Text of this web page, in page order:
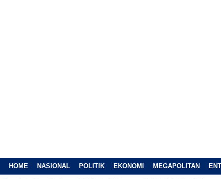
HOME NASIONAL POLITIK EKONOMI MEGAPOLITAN